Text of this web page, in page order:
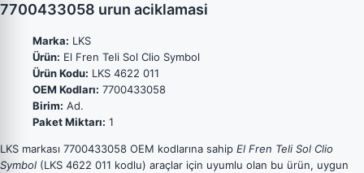
7700433058 urun aciklamasi
Marka: LKS
Ürün: El Fren Teli Sol Clio Symbol
Ürün Kodu: LKS 4622 011
OEM Kodları: 7700433058
Birim: Ad.
Paket Miktarı: 1
LKS markası 7700433058 OEM kodlarına sahip El Fren Teli Sol Clio
Symbol (LKS 4622 011 kodlu) araçlar için uyumlu olan bu ürün, uygun